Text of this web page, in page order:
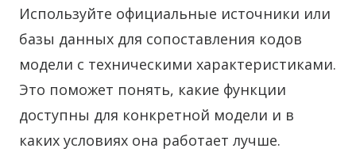
Используйте официальные источники или
базы данных для сопоставления кодов
модели с техническими характеристиками.
Это поможет понять, какие функции
доступны для конкретной модели и в
каких условиях она работает лучше.